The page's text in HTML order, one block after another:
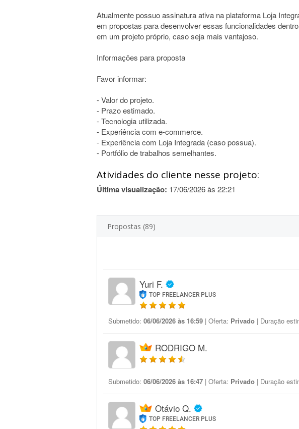
Atualmente possuo assinatura ativa na plataforma Loja
em propostas para desenvolver essas funcionalidades
em um projeto próprio, caso seja mais vantajoso.
Informações para proposta
Favor informar:
- Valor do projeto.
- Prazo estimado.
- Tecnologia utilizada.
- Experiência com e-commerce.
- Experiência com Loja Integrada (caso possua).
- Portfólio de trabalhos semelhantes.
Atividades do cliente nesse projeto:
Última visualização: 17/06/2026 às 22:21
Propostas (89)
Yuri F.
TOP FREELANCER PLUS
Submetido: 06/06/2026 às 16:59 | Oferta: Privado | Duração
RODRIGO M.
Submetido: 06/06/2026 às 16:47 | Oferta: Privado | Duração
Otávio Q.
TOP FREELANCER PLUS